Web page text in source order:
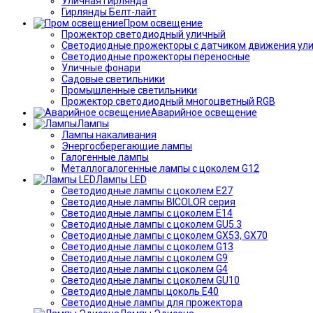
Гирлянды Белт-лайт
Пром освещение
Прожектор светодиодный уличный
Светодиодные прожекторы с датчиком движения
Светодиодные прожекторы переносные
Уличные фонари
Садовые светильники
Промышленные светильники
Прожектор светодиодный многоцветный RGB
Аварийное освещение
Лампы
Лампы накаливания
Энергосберегающие лампы
Галогенные лампы
Металлогалогенные лампы с цоколем G12
Лампы LED
Светодиодные лампы с цоколем E27
Светодиодные лампы BICOLOR серия
Светодиодные лампы с цоколем E14
Светодиодные лампы с цоколем GU5.3
Светодиодные лампы с цоколем GX53, GX70
Светодиодные лампы с цоколем G13
Светодиодные лампы с цоколем G9
Светодиодные лампы с цоколем G4
Светодиодные лампы с цоколем GU10
Светодиодные лампы цоколь Е40
Светодиодные лампы для прожектора